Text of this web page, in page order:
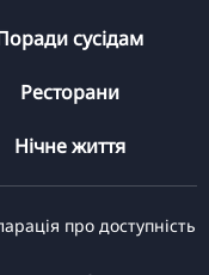
сусідам
Ресторани
Нічне життя
про доступність